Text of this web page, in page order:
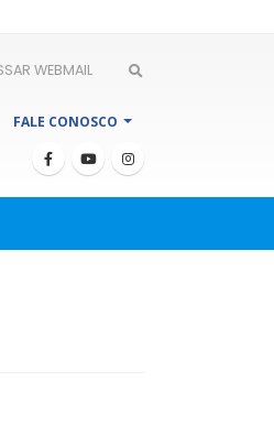
WEBMAIL
FALE CONOSCO